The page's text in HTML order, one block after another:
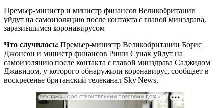
Премьер-министр и министр финансов Великобритании
уйдут на самоизоляцию после контакта с главой минздрава,
заразившимся коронавирусом
Что случилось: Премьер-министр Великобритании Борис
Джонсон и министр финансов Риши Сунак уйдут на
самоизоляцию после контакта с главой минздрава Саджидом
Джавидом, у которого обнаружили коронавирус, сообщает в
воскресенье британский телеканал Sky News.
РЕКЛАМА • ООО СТРОИТЕЛЬНЫЙ ТОРГОВЫЙ ДОМ «ПЕТРОВИЧ». ИНН: 7802348846